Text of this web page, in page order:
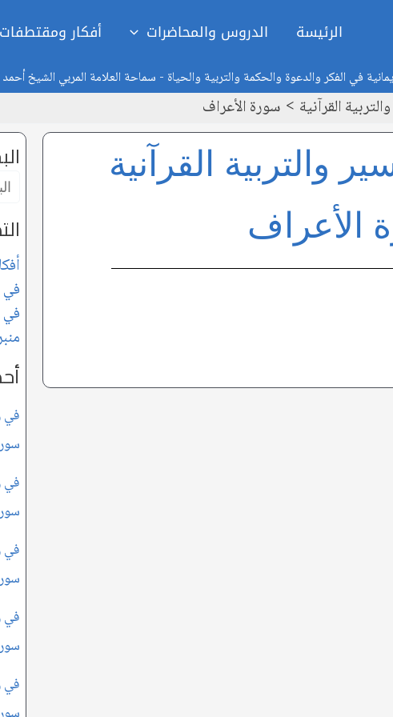
الرئيسة الدروس والمحاضرات أفكار ومقتطفات
في الفكر والدعوة والحكمة والتربية والحياة - سماحة العلامة المربي الشيخ
القرآنية سورة الأعراف
والتربية القرآنية
الأعراف
في
في
في
في
في
سورة
في
في